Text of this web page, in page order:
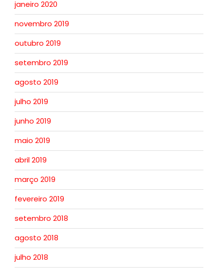
janeiro 2020
novembro 2019
outubro 2019
setembro 2019
agosto 2019
julho 2019
junho 2019
maio 2019
abril 2019
março 2019
fevereiro 2019
setembro 2018
agosto 2018
julho 2018